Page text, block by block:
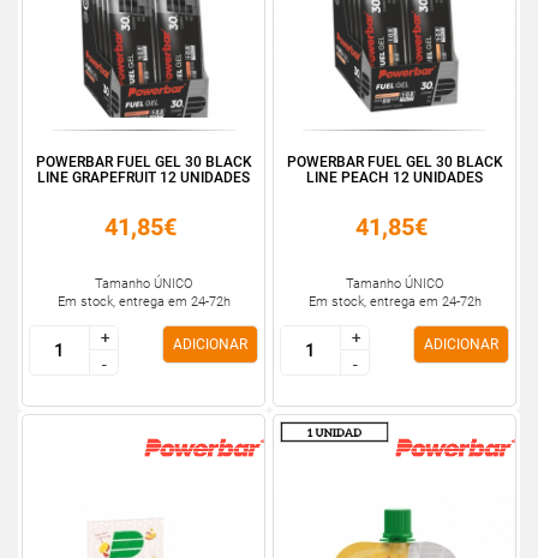
POWERBAR FUEL GEL 30 BLACK
LINE GRAPEFRUIT 12 UNIDADES
41,85€
Tamanho ÚNICO
Em stock, entrega em 24-72h
+
-
+
-
ADICIONAR
POWERBAR FUEL GEL 30 BLACK
LINE PEACH 12 UNIDADES
41,85€
Tamanho ÚNICO
Em stock, entrega em 24-72h
+
-
+
-
ADICIONAR